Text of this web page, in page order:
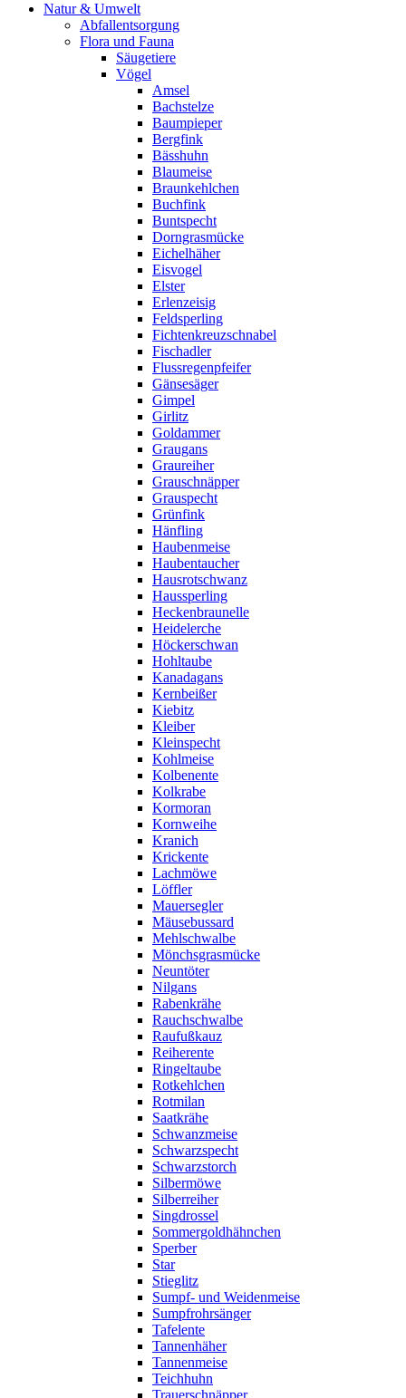
Natur & Umwelt
Abfallentsorgung
Flora und Fauna
Säugetiere
Vögel
Amsel
Bachstelze
Baumpieper
Bergfink
Bässhuhn
Blaumeise
Braunkehlchen
Buchfink
Buntspecht
Dorngrasmücke
Eichelhäher
Eisvogel
Elster
Erlenzeisig
Feldsperling
Fichtenkreuzschnabel
Fischadler
Flussregenpfeifer
Gänsesäger
Gimpel
Girlitz
Goldammer
Graugans
Graureiher
Grauschnäpper
Grauspecht
Grünfink
Hänfling
Haubenmeise
Haubentaucher
Hausrotschwanz
Haussperling
Heckenbraunelle
Heidelerche
Höckerschwan
Hohltaube
Kanadagans
Kernbeißer
Kiebitz
Kleiber
Kleinspecht
Kohlmeise
Kolbenente
Kolkrabe
Kormoran
Kornweihe
Kranich
Krickente
Lachmöwe
Löffler
Mauersegler
Mäusebussard
Mehlschwalbe
Mönchsgrasmücke
Neuntöter
Nilgans
Rabenkrähe
Rauchschwalbe
Raufußkauz
Reiherente
Ringeltaube
Rotkehlchen
Rotmilan
Saatkrähe
Schwanzmeise
Schwarzspecht
Schwarzstorch
Silbermöwe
Silberreiher
Singdrossel
Sommergoldhähnchen
Sperber
Star
Stieglitz
Sumpf- und Weidenmeise
Sumpfrohrsänger
Tafelente
Tannenhäher
Tannenmeise
Teichhuhn
Trauerschnäpper